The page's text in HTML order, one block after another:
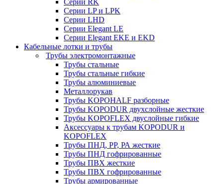
Серии LP и LPK
Серии LHD
Серии Elegant LE
Серии Elegant EKE и EKD
Кабельные лотки и трубы
Трубы электромонтажные
Трубы стальные
Трубы стальные гибкие
Трубы алюминиевые
Металлорукав
Трубы KOPOHALF разборные
Трубы KOPODUR двухслойные жесткие
Трубы KOPOFLEX двуслойные гибкие
Аксессуары к трубам KOPODUR и
KOPOFLEX
Трубы ПНД, РР, РА жесткие
Трубы ПНД гофрированные
Трубы ПВХ жесткие
Трубы ПВХ гофрированные
Трубы армированные